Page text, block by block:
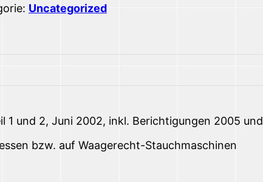
Uncategorized
1 und 2, Juni 2002, inkl. Berichtigungen 2005 und
bzw. auf Waagerecht-Stauchmaschinen